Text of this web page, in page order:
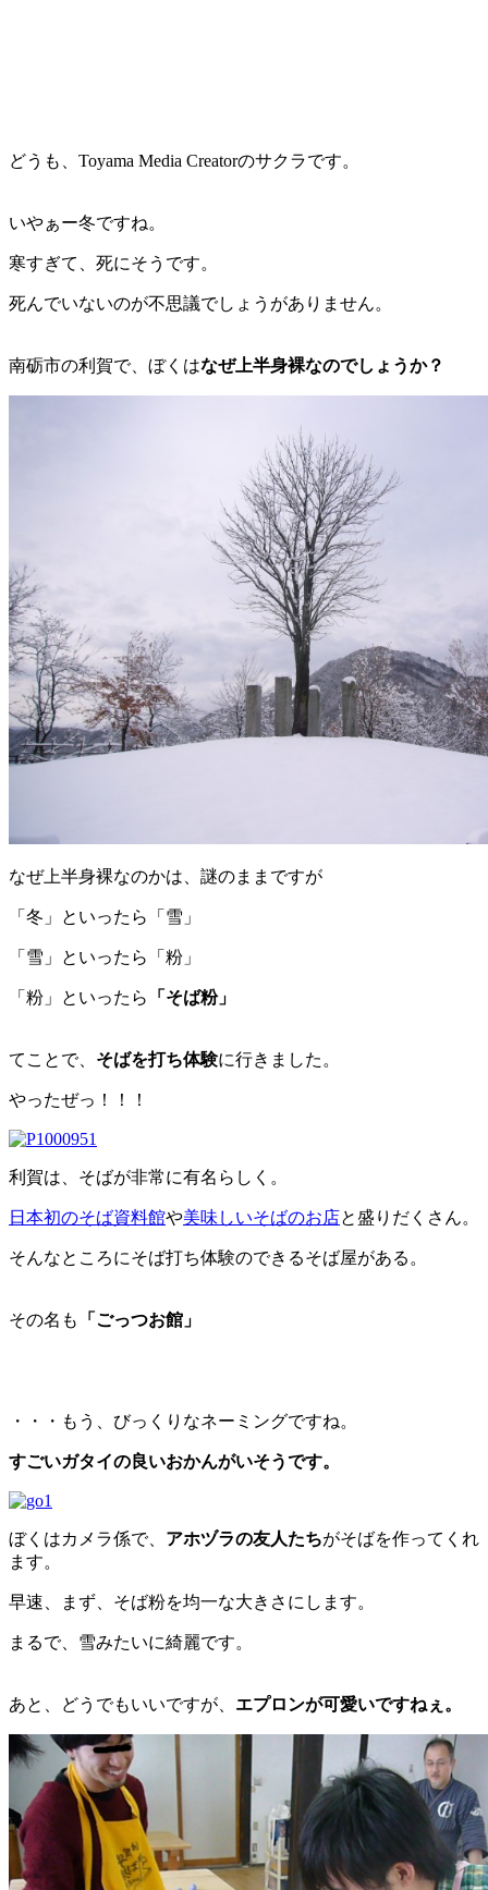
どうも、Toyama Media Creatorのサクラです。
いやぁー冬ですね。
寒すぎて、死にそうです。
死んでいないのが不思議でしょうがありません。
南砺市の利賀で、ぼくはなぜ上半身裸なのでしょうか？
なぜ上半身裸なのかは、謎のままですが
「冬」といったら「雪」
「雪」といったら「粉」
「粉」といったら 「そば粉」
てことで、 そばを打ち体験に行きました。
やったぜっ！！！
利賀は、そばが非常に有名らしく。
日本初のそば資料館や美味しいそばのお店と盛りだくさん。
そんなところにそば打ち体験のできるそば屋がある。
その名も 「ごっつお館」
・・・もう、びっくりなネーミングですね。
すごいガタイの良いおかんがいそうです。
ぼくはカメラ係で、 アホヅラの友人たちがそばを作ってくれ
ます。
早速、まず、そば粉を均一な大きさにします。
まるで、雪みたいに綺麗です。
あと、どうでもいいですが、 エプロンが可愛いですねぇ。